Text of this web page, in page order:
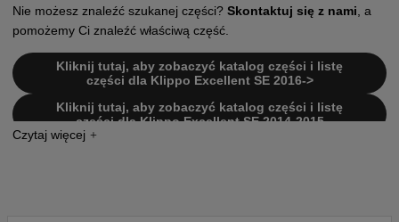
Nie możesz znaleźć szukanej części? Skontaktuj się z nami , a
pomożemy Ci znaleźć właściwą część.
Kliknij tutaj, aby zobaczyć katalog części i listę
części dla Klippo Excellent SE 2016->
Kliknij tutaj, aby zobaczyć katalog części i listę
części dla Klippo Excellent SE 2014-2015